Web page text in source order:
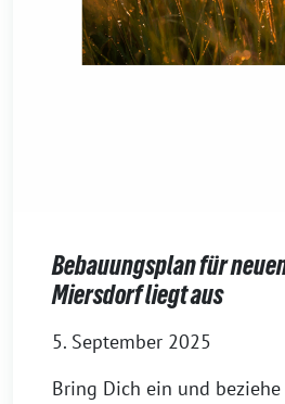
Bebauungsplan für
Miersdorf liegt aus
5. September 2025
Bring Dich ein und